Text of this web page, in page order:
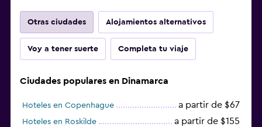
Otras ciudades Alojamientos alternativos
Voy a tener suerte Completa tu viaje
Ciudades populares en Dinamarca
Hoteles en Copenhague a partir de $67
Hoteles en Roskilde a partir de $155